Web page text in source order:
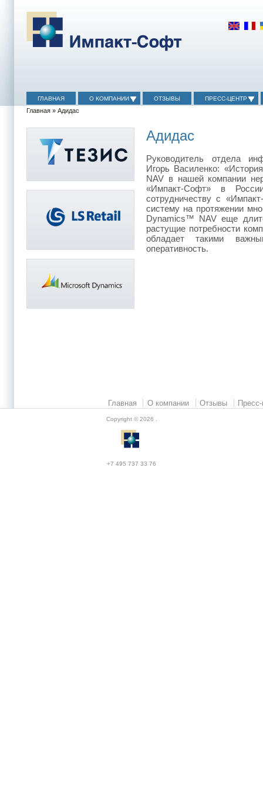
ГЛАВНАЯ О КОМПАНИИ ОТЗЫВЫ ПРЕСС-ЦЕНТР
Главная » Адидас
Адидас
Руководитель отдела
Игорь Василенко:
NAV в нашей компании
«Импакт-Софт» в
сотрудничеству с
систему на протяжении
Dynamics™ NAV еще
растущие потребности
обладает такими
оперативность.
Главная О компании Отзывы
Copyright © 2026
+7 495 737 33 76